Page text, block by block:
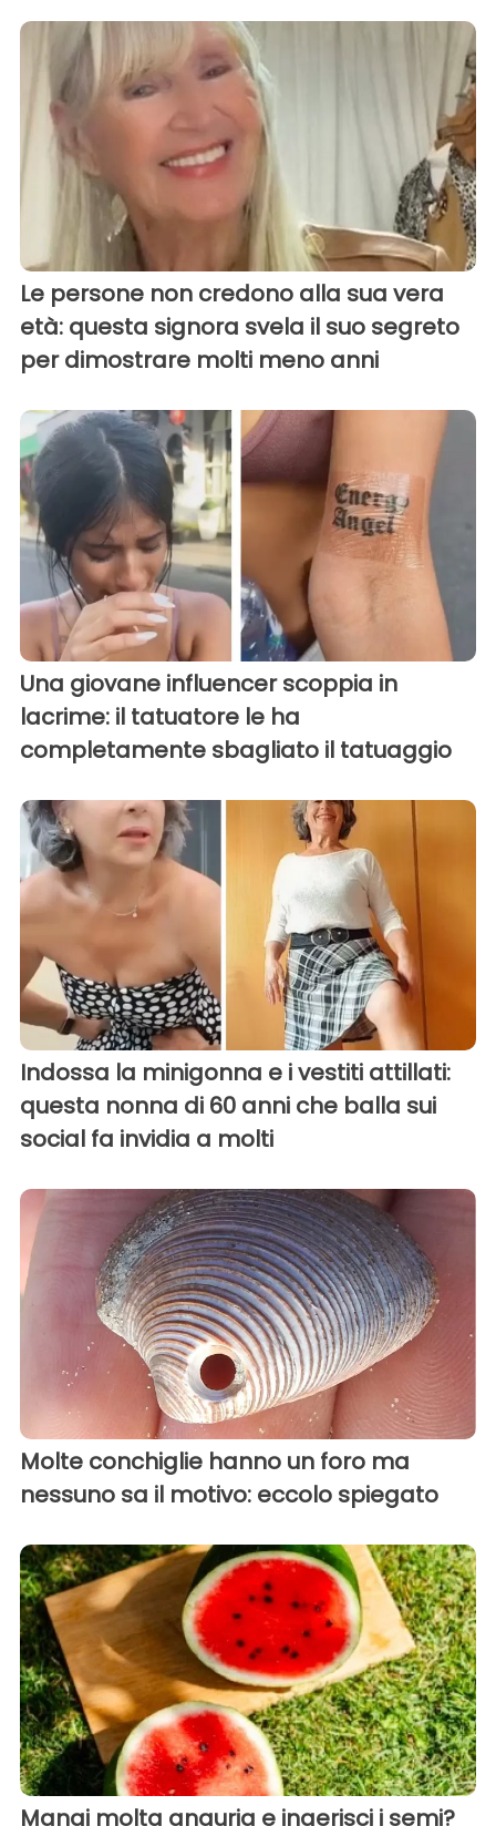
Le persone non credono alla sua vera
età: questa signora svela il suo segreto
per dimostrare molti meno anni
Una giovane influencer scoppia in
lacrime: il tatuatore le ha
completamente sbagliato il tatuaggio
Indossa la minigonna e i vestiti attillati:
questa nonna di 60 anni che balla sui
social fa invidia a molti
Molte conchiglie hanno un foro ma
nessuno sa il motivo: eccolo spiegato
Mangi molta anguria e ingerisci i semi?